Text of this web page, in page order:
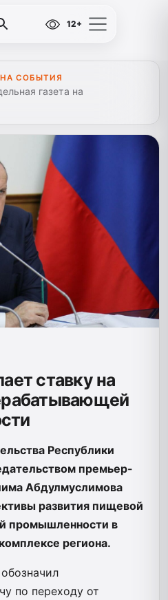
12+
СОБЫТИЯ
газета на
ставку на
Республики
премьер-
Абдулмуслимова
развития пищевой
промышленности в
региона.
по переходу от